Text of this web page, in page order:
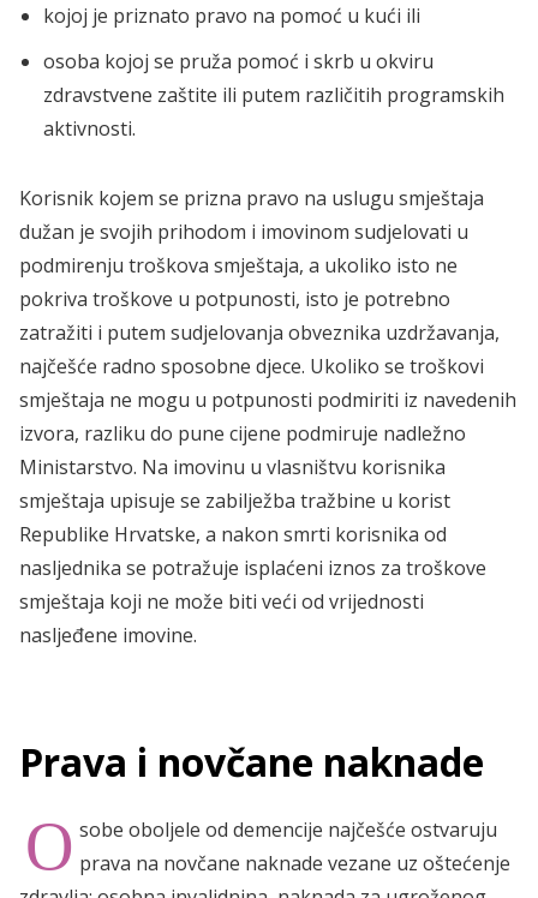
kojoj je priznato pravo na pomoć u kući ili
osoba kojoj se pruža pomoć i skrb u okviru
zdravstvene zaštite ili putem različitih programskih
aktivnosti.
Korisnik kojem se prizna pravo na uslugu smještaja
dužan je svojih prihodom i imovinom sudjelovati u
podmirenju troškova smještaja, a ukoliko isto ne
pokriva troškove u potpunosti, isto je potrebno
zatražiti i putem sudjelovanja obveznika uzdržavanja,
najčešće radno sposobne djece. Ukoliko se troškovi
smještaja ne mogu u potpunosti podmiriti iz navedenih
izvora, razliku do pune cijene podmiruje nadležno
Ministarstvo. Na imovinu u vlasništvu korisnika
smještaja upisuje se zabilježba tražbine u korist
Republike Hrvatske, a nakon smrti korisnika od
nasljednika se potražuje isplaćeni iznos za troškove
smještaja koji ne može biti veći od vrijednosti
nasljeđene imovine.
Prava i novčane naknade
O sobe oboljele od demencije najčešće ostvaruju
prava na novčane naknade vezane uz oštećenje